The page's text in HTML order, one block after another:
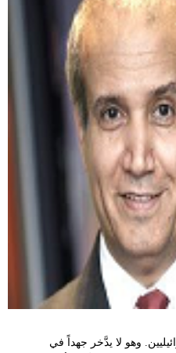
وهو لا يدَّخر جهداً في